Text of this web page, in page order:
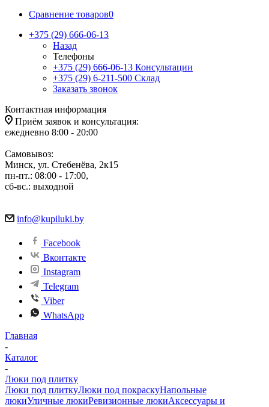
Сравнение товаров0
+375 (29) 666-06-13
Назад
Телефоны
+375 (29) 666-06-13 Консультации
+375 (29) 6-211-500 Склад
Заказать звонок
Контактная информация
Приём заявок и консультация:
ежедневно 8:00 - 20:00
Самовывоз:
Минск, ул. Стебенёва, 2к15
пн-пт.: 08:00 - 17:00,
сб-вс.: выходной
info@kupiluki.by
Facebook
Вконтакте
Instagram
Telegram
Viber
WhatsApp
Главная
-
Каталог
-
Люки под плитку
Люки под плиткуЛюки под покраскуНапольные
люкиУличные люкиРевизионные люкиАксессуары и